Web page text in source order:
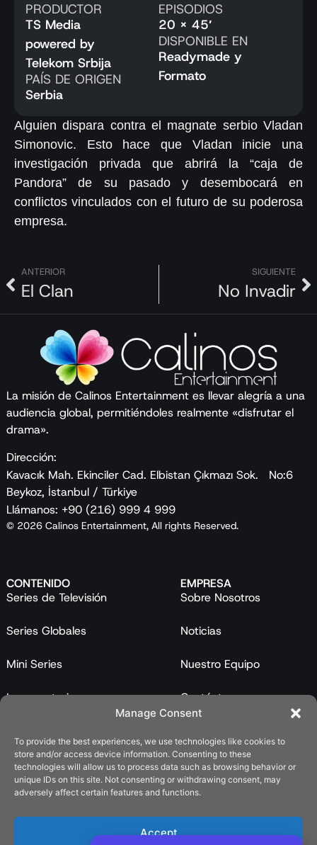
Manage Consent
To provide the best experiences, we use technologies like cookies to
store and/or access device information. Consenting to these
technologies will allow us to process data such as browsing behavior or
unique IDs on this site. Not consenting or withdrawing consent, may
adversely affect certain features and functions.
Accept
PRODUCTOR
TS Media
powered by
Telekom Srbija
PAÍS DE ORIGEN
Serbia
EPISODIOS
20 x 45′
DISPONIBLE EN
Readymade y
Formato
Alguien dispara contra el magnate serbio Vladan
Simonovic. Esto hace que Vladan inicie una
investigación privada que abrirá la “caja de
Pandora” de su pasado y desembocará en
conflictos vinculados con el futuro de su poderosa
empresa.
ANTERIOR
El Clan
SIGUIENTE
No Invadir
La misión de Calinos Entertainment es llevar alegría a una
audiencia global, permitiéndoles realmente «disfrutar el
drama».
Dirección:
Kavacık Mah. Ekinciler Cad. Elbistan Çıkmazı Sok. No:6
Beykoz, İstanbul / Türkiye
Llámanos: +90 (216) 999 4 999
© 2026 Calinos Entertainment, All rights Reserved.
CONTENIDO
Series de Televisión
Series Globales
Mini Series
Largometrajes
Catálogo
EMPRESA
Sobre Nosotros
Noticias
Nuestro Equipo
Contáctanos
LEGAL
Política de Cookies (UE)